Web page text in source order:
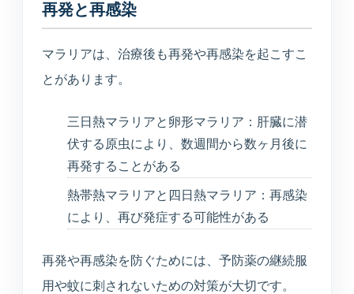
再発と再感染
マラリアは、治療後も再発や再感染を起こすこ
とがあります。
三日熱マラリアと卵形マラリア：肝臓に潜
伏する原虫により、数週間から数ヶ月後に
再発することがある
熱帯熱マラリアと四日熱マラリア：再感染
により、再び発症する可能性がある
再発や再感染を防ぐためには、予防薬の継続服
用や蚊に刺されないための対策が大切です。
予約先、診療時間、受診科、美容や介
護の窓口をすぐご案内します。
こんにちは。予約ページ、電話番号、診
目安をご案内できます。
診断や個人情報の受付は行わず、公開中の院
内情報だけを使って回答します。
予約ページはどこ？ 今やってる？ 美容の問い合わせ先は？